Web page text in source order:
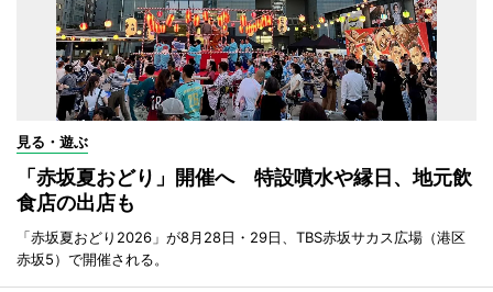
見る・遊ぶ
「赤坂夏おどり」開催へ 特設噴水や縁日、地元飲
食店の出店も
「赤坂夏おどり2026」が8月28日・29日、TBS赤坂サカス広場（港区
赤坂5）で開催される。